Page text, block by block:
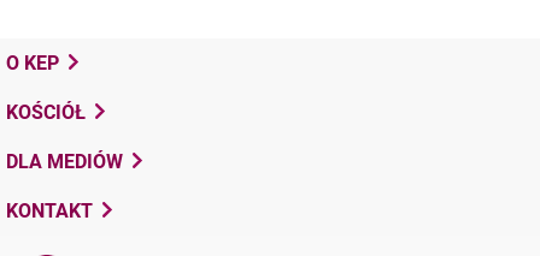
O KEP
KOŚCIÓŁ
DLA MEDIÓW
KONTAKT